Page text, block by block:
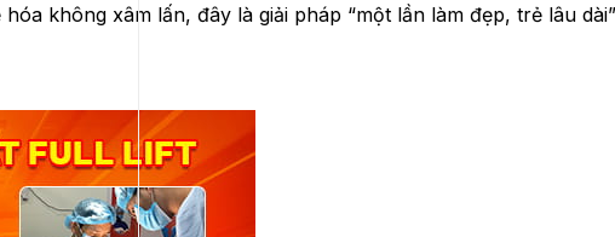
không xâm lấn, đây là giải pháp “một lần làm đẹp, trẻ lâu